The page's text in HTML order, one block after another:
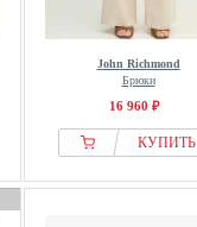
John Richmond
Брюки
16 960 ₽
КУПИТЬ